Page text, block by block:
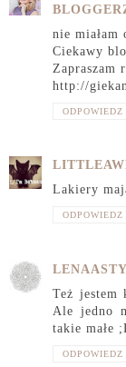
nie miałam
Ciekawy
Zapraszam
http://
ODPOWIEDZ
Lakiery
ODPOWIEDZ
Też jestem
Ale jedno
takie małe
ODPOWIEDZ